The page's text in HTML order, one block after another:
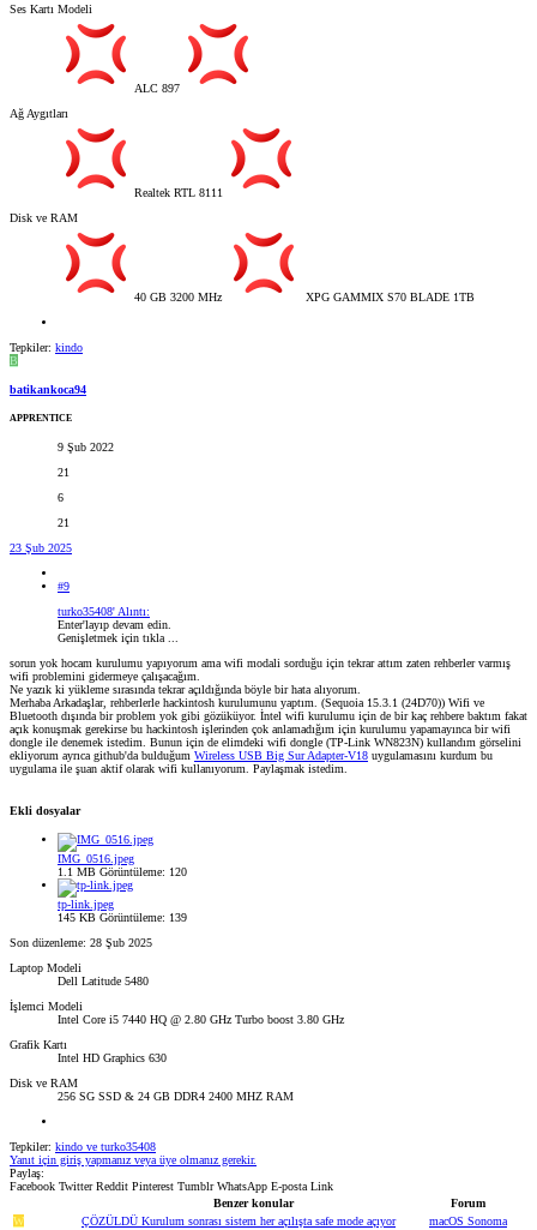
Ses Kartı Modeli
ALC 897
Ağ Aygıtları
Realtek RTL 8111
Disk ve RAM
40 GB 3200 MHz XPG GAMMIX S70 BLADE 1TB
Tepkiler: kindo
B
batikankoca94
APPRENTICE
9 Şub 2022
21
6
21
23 Şub 2025
#9
turko35408' Alıntı:
Enter'layıp devam edin.
Genişletmek için tıkla ...
sorun yok hocam kurulumu yapıyorum ama wifi modali sorduğu için tekrar attım zaten rehberler varmış
wifi problemini gidermeye çalışacağım.
Ne yazık ki yükleme sırasında tekrar açıldığında böyle bir hata alıyorum.
Merhaba Arkadaşlar, rehberlerle hackintosh kurulumunu yaptım. (Sequoia 15.3.1 (24D70)) Wifi ve
Bluetooth dışında bir problem yok gibi gözüküyor. İntel wifi kurulumu için de bir kaç rehbere baktım fakat
açık konuşmak gerekirse bu hackintosh işlerinden çok anlamadığım için kurulumu yapamayınca bir wifi
dongle ile denemek istedim. Bunun için de elimdeki wifi dongle (TP-Link WN823N) kullandım görselini
ekliyorum ayrıca github'da bulduğum Wireless USB Big Sur Adapter-V18 uygulamasını kurdum bu
uygulama ile şuan aktif olarak wifi kullanıyorum. Paylaşmak istedim.
Ekli dosyalar
IMG_0516.jpeg
1.1 MB Görüntüleme: 120
tp-link.jpeg
145 KB Görüntüleme: 139
Son düzenleme: 28 Şub 2025
Laptop Modeli
Dell Latitude 5480
İşlemci Modeli
Intel Core i5 7440 HQ @ 2.80 GHz Turbo boost 3.80 GHz
Grafik Kartı
Intel HD Graphics 630
Disk ve RAM
256 SG SSD & 24 GB DDR4 2400 MHZ RAM
Tepkiler: kindo ve turko35408
Yanıt için giriş yapmanız veya üye olmanız gerekir.
Paylaş:
Facebook Twitter Reddit Pinterest Tumblr WhatsApp E-posta Link
Benzer konular
Forum
W
ÇÖZÜLDÜ Kurulum sonrası sistem her açılışta safe mode açıyor
macOS Sonoma